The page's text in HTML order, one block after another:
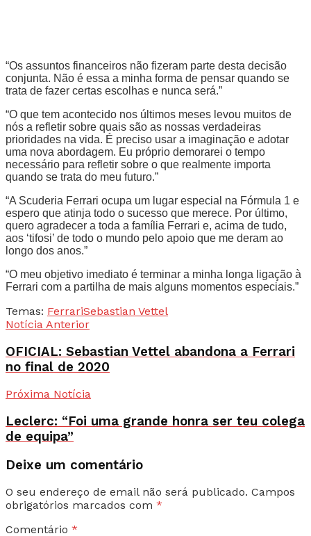
“Os assuntos financeiros não fizeram parte desta decisão
conjunta. Não é essa a minha forma de pensar quando se
trata de fazer certas escolhas e nunca será.”
“O que tem acontecido nos últimos meses levou muitos de
nós a refletir sobre quais são as nossas verdadeiras
prioridades na vida. É preciso usar a imaginação e adotar
uma nova abordagem. Eu próprio demorarei o tempo
necessário para refletir sobre o que realmente importa
quando se trata do meu futuro.”
“A Scuderia Ferrari ocupa um lugar especial na Fórmula 1 e
espero que atinja todo o sucesso que merece. Por último,
quero agradecer a toda a família Ferrari e, acima de tudo,
aos ‘tifosi’ de todo o mundo pelo apoio que me deram ao
longo dos anos.”
“O meu objetivo imediato é terminar a minha longa ligação à
Ferrari com a partilha de mais alguns momentos especiais.”
Temas: FerrariSebastian Vettel
Notícia Anterior
OFICIAL: Sebastian Vettel abandona a Ferrari
no final de 2020
Próxima Notícia
Leclerc: “Foi uma grande honra ser teu colega
de equipa”
Deixe um comentário
O seu endereço de email não será publicado. Campos
obrigatórios marcados com *
Comentário *